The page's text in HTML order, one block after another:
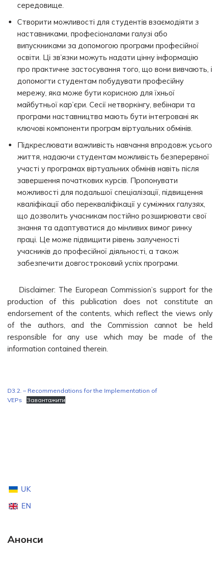
середовище.
Створити можливості для студентів взаємодіяти з
наставниками, професіоналами галузі або
випускниками за допомогою програми професійної
освіти. Ці зв’язки можуть надати цінну інформацію
про практичне застосування того, що вони вивчають, і
допомогти студентам побудувати професійну
мережу, яка може бути корисною для їхньої
майбутньої кар’єри. Сесії нетворкінгу, вебінари та
програми наставництва мають бути інтегровані як
ключові компоненти програм віртуальних обмінів.
Підкреслювати важливість навчання впродовж усього
життя, надаючи студентам можливість безперервної
участі у програмах віртуальних обмінів навіть після
завершення початкових курсів. Пропонувати
можливості для подальшої спеціалізації, підвищення
кваліфікації або перекваліфікації у суміжних галузях,
що дозволить учасникам постійно розширювати свої
знання та адаптуватися до мінливих вимог ринку
праці. Це може підвищити рівень залученості
учасників до професійної діяльності, а також
забезпечити довгостроковий успіх програми.
Disclaimer: The European Commission’s support for the
production of this publication does not constitute an
endorsement of the contents, which reflect the views only
of the authors, and the Commission cannot be held
responsible for any use which may be made of the
information contained therein.
D3.2. – Recommendations for the Implementation of
VEPs
Завантажити
UK
EN
Анонси